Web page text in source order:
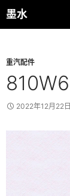
跳
至
墨水
搜
索
重汽配件
2022年12月22日